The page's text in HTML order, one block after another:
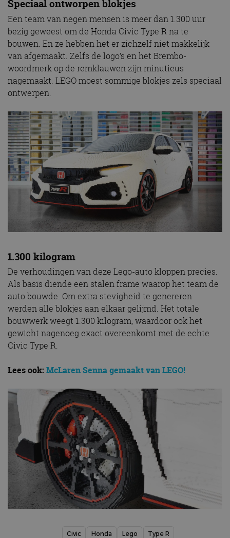
Speciaal ontworpen blokjes
Een team van negen mensen is meer dan 1.300 uur
bezig geweest om de Honda Civic Type R na te
bouwen. En ze hebben het er zichzelf niet makkelijk
van afgemaakt. Zelfs de logo’s en het Brembo-
woordmerk op de remklauwen zijn minutieus
nagemaakt. LEGO moest sommige blokjes zels speciaal
ontwerpen.
1.300 kilogram
De verhoudingen van deze Lego-auto kloppen precies.
Als basis diende een stalen frame waarop het team de
auto bouwde. Om extra stevigheid te genereren
werden alle blokjes aan elkaar gelijmd. Het totale
bouwwerk weegt 1.300 kilogram, waardoor ook het
gewicht nagenoeg exact overeenkomt met de echte
Civic Type R.
Lees ook: McLaren Senna gemaakt van LEGO!
Civic Honda Lego Type R